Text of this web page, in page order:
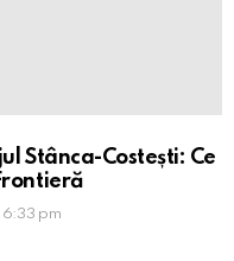
Stânca-Costești: Ce
pm